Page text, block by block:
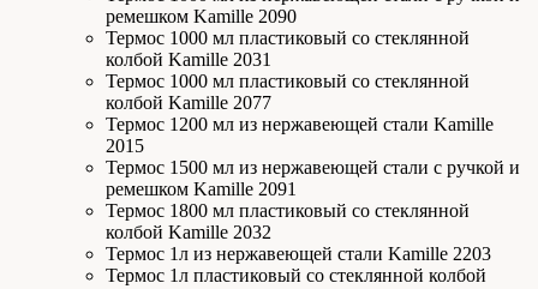
ремешком Kamille 2090
Термос 1000 мл пластиковый со стеклянной
колбой Kamille 2031
Термос 1000 мл пластиковый со стеклянной
колбой Kamille 2077
Термос 1200 мл из нержавеющей стали Kamille
2015
Термос 1500 мл из нержавеющей стали с ручкой и
ремешком Kamille 2091
Термос 1800 мл пластиковый со стеклянной
колбой Kamille 2032
Термос 1л из нержавеющей стали Kamille 2203
Термос 1л пластиковый со стеклянной колбой